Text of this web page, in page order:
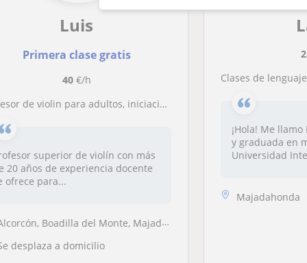
Luis
Primera clase gratis
40€/h
de violin para adultos, iniciación y todos los niveles. Mañanas
superior de violín con más
20 años de experiencia docente
ofrece para...
Boadilla del Monte, Majadahonda, Las Rozas de Madrid, Pozuel...
desplaza a domicilio
Clases de lenguaje
¡Hola! Me
y graduada en
Universidad
Majadahonda